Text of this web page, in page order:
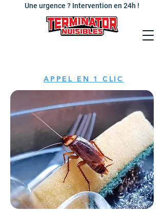
Une urgence ? Intervention en 24h !
APPEL EN 1 CLIC